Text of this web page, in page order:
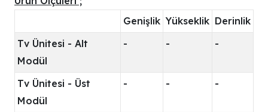
Genişlik Yükseklik Derinlik
Tv Ünitesi - Alt
Modül
- - -
Tv Ünitesi - Üst
Modül
- - -